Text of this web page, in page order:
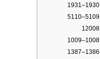
1930–1931
5109–5110
12008
1008–1009
1386–1387